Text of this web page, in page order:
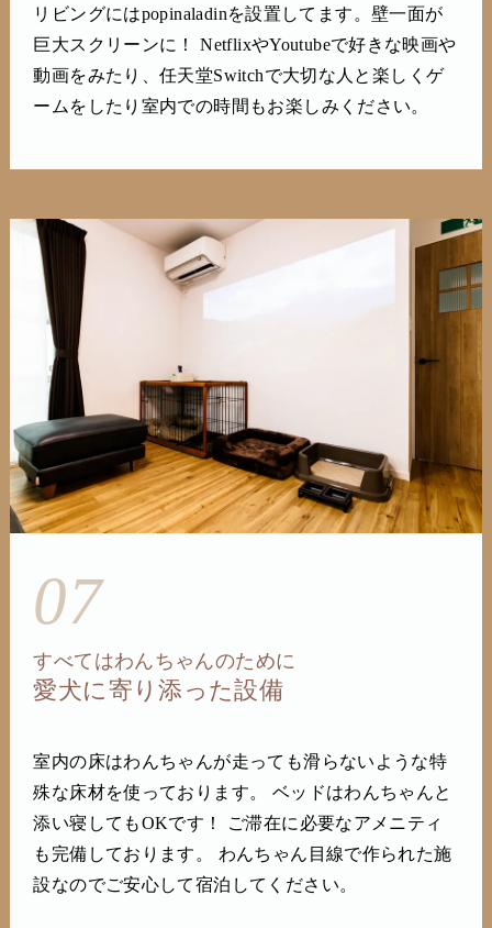
リビングにはpopinaladinを設置してます。壁一面が
巨大スクリーンに！ NetflixやYoutubeで好きな映画や
動画をみたり、任天堂Switchで大切な人と楽しくゲ
ームをしたり室内での時間もお楽しみください。
07
すべてはわんちゃんのために
愛犬に寄り添った設備
室内の床はわんちゃんが走っても滑らないような特
殊な床材を使っております。 ベッドはわんちゃんと
添い寝してもOKです！ ご滞在に必要なアメニティ
も完備しております。 わんちゃん目線で作られた施
設なのでご安心して宿泊してください。